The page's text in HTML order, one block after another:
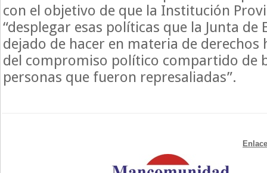
con el objetivo de que la Institución
“desplegar esas políticas que la Junta de
dejado de hacer en materia de
del compromiso político compartido de
personas que fueron represaliadas”.